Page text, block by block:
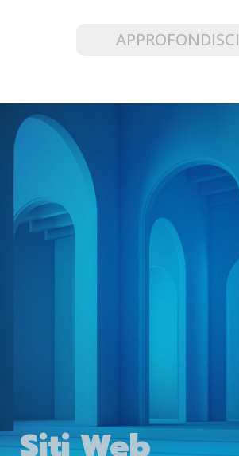
APPROFONDISCI
Siti Web